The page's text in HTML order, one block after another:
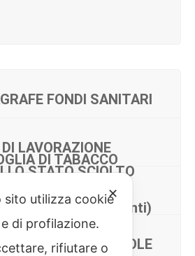
FONDI SANITARI
LAVORAZIONE
DI TABACCO
STATO SCIOLTO
DI PESCA (non
e imbarcati su natanti)
AGRICOLE
✕
sito utilizza cookie
di profilazione.
rifiutare o